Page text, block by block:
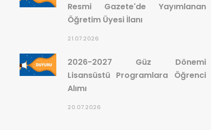
Resmi Gazete'de Yayımlanan
Öğretim Üyesi İlanı
21.07.2026
2026-2027 Güz Dönemi
Lisansüstü Programlara Öğrenci
Alımı
20.07.2026